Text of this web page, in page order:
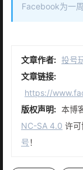
Facebook为一
文章作者: 投号
文章链接:
https://
版权声明: 本博
NC-SA 4.0 许可
号！